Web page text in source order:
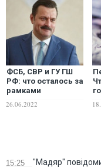
ФСБ, СВР и ГУ ГШ
РФ: что осталось за
рамками
работы Андрея
26.06.2022
15:25
"Мадяр"